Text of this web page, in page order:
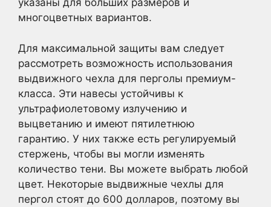
указаны для больших размеров и
многоцветных вариантов.
Для максимальной защиты вам следует
рассмотреть возможность использования
выдвижного чехла для перголы премиум-
класса. Эти навесы устойчивы к
ультрафиолетовому излучению и
выцветанию и имеют пятилетнюю
гарантию. У них также есть регулируемый
стержень, чтобы вы могли изменять
количество тени. Вы можете выбрать любой
цвет. Некоторые выдвижные чехлы для
пергол стоят до 600 долларов, поэтому вы